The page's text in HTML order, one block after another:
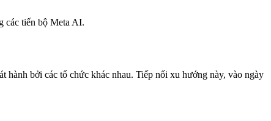
các tiến bộ Meta AI.
bởi các tổ chức khác nhau. Tiếp nối xu hướng này, vào ngày